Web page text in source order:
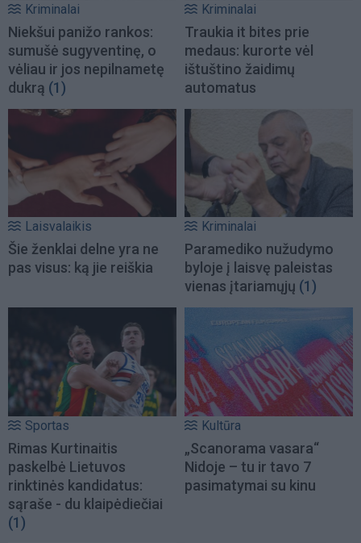
Kriminalai
Niekšui panižo rankos:
sumušė sugyventinę, o
vėliau ir jos nepilnametę
dukrą (1)
Kriminalai
Traukia it bites prie
medaus: kurorte vėl
ištuštino žaidimų
automatus
Laisvalaikis
Šie ženklai delne yra ne
pas visus: ką jie reiškia
Kriminalai
Paramediko nužudymo
byloje į laisvę paleistas
vienas įtariamųjų (1)
Sportas
Rimas Kurtinaitis
paskelbė Lietuvos
rinktinės kandidatus:
sąraše - du klaipėdiečiai
(1)
Kultūra
„Scanorama vasara“
Nidoje – tu ir tavo 7
pasimatymai su kinu